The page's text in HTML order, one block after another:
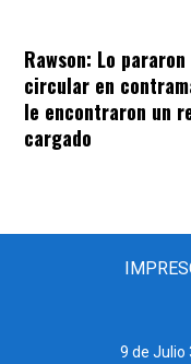
Rawson: Lo
circular en
le encontraron un
cargado
9 de Julio